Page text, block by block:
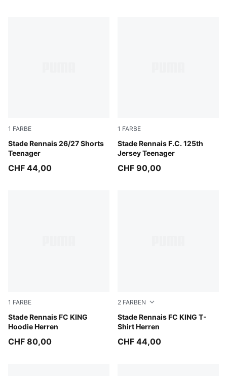
1 FARBE
Stade Rennais 26/27 Shorts
Teenager
PUMA Black-PUMA Red
CHF 44,00
1 FARBE
Stade Rennais F.C. 125th
Jersey Teenager
Dark Crimson-Rose Gold
CHF 90,00
1 FARBE
Stade Rennais FC KING
Hoodie Herren
Aubergine-Dark Crimson
CHF 80,00
2 FARBEN
Stade Rennais FC KING T-
Shirt Herren
Aubergine-Dark Crimson
CHF 44,00